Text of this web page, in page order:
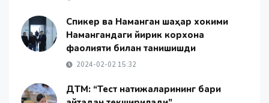
Спикер ва Наманган шаҳар хокими
Намангандаги йирик корхона
фаолияти билан танишишди
2024-02-02 15:32
ДТМ: “Тест натижаларининг бари